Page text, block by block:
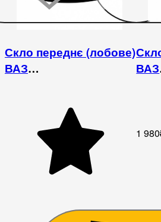
Скло переднє (лобове)
ВАЗ
ВАЗ
/
1 980